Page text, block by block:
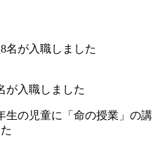
が入職しました